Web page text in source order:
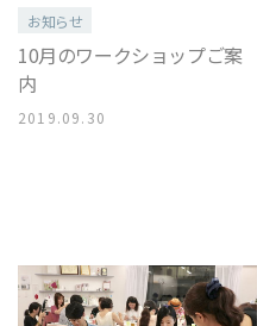
お知らせ
10月のワークショップご案
内
2019.09.30